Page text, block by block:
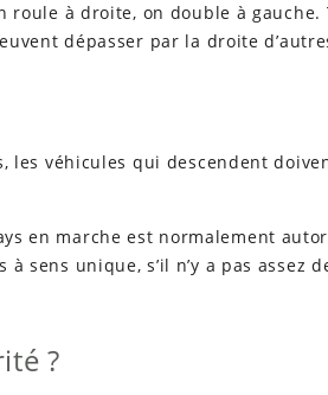
roule à droite, on double à
dépasser par la droite
les véhicules qui descendent
en marche est normalement
à sens unique, s’il n’y a pas assez
?